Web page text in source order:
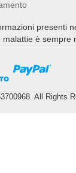
presenti
è sempre
All Rights